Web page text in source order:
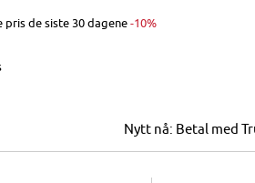
de siste 30 dagene-10%
Nytt nå: Betal med